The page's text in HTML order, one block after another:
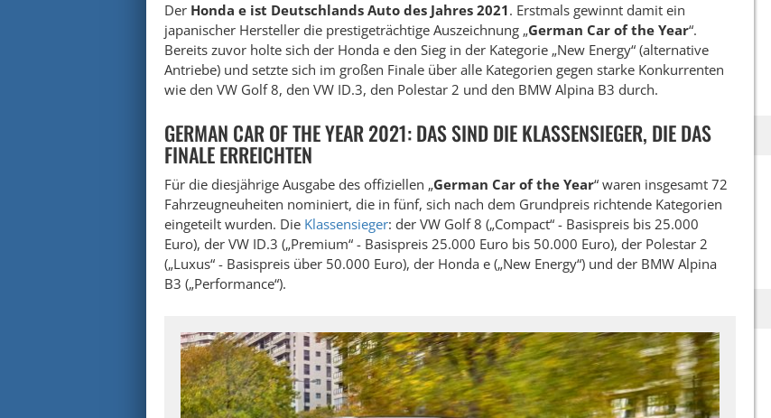
Der Honda e ist Deutschlands Auto des Jahres 2021. Erstmals gewinnt damit ein
japanischer Hersteller die prestigeträchtige Auszeichnung „German Car of the Year“.
Bereits zuvor holte sich der Honda e den Sieg in der Kategorie „New Energy“ (alternative
Antriebe) und setzte sich im großen Finale über alle Kategorien gegen starke Konkurrenten
wie den VW Golf 8, den VW ID.3, den Polestar 2 und den BMW Alpina B3 durch.
GERMAN CAR OF THE YEAR 2021: DAS SIND DIE KLASSENSIEGER, DIE DAS
FINALE ERREICHTEN
Für die diesjährige Ausgabe des offiziellen „German Car of the Year“ waren insgesamt 72
Fahrzeugneuheiten nominiert, die in fünf, sich nach dem Grundpreis richtende Kategorien
eingeteilt wurden. Die Klassensieger: der VW Golf 8 („Compact“ - Basispreis bis 25.000
Euro), der VW ID.3 („Premium“ - Basispreis 25.000 Euro bis 50.000 Euro), der Polestar 2
(„Luxus“ - Basispreis über 50.000 Euro), der Honda e („New Energy“) und der BMW Alpina
B3 („Performance“).